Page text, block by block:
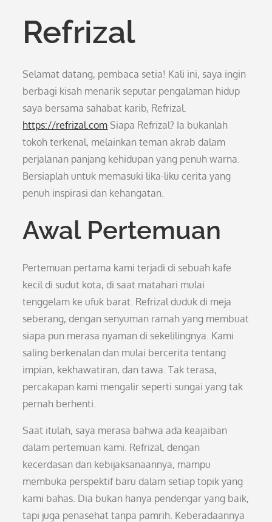
Refrizal
Selamat datang, pembaca setia! Kali ini, saya ingin
berbagi kisah menarik seputar pengalaman hidup
saya bersama sahabat karib, Refrizal.
https://refrizal.com Siapa Refrizal? Ia bukanlah
tokoh terkenal, melainkan teman akrab dalam
perjalanan panjang kehidupan yang penuh warna.
Bersiaplah untuk memasuki lika-liku cerita yang
penuh inspirasi dan kehangatan.
Awal Pertemuan
Pertemuan pertama kami terjadi di sebuah kafe
kecil di sudut kota, di saat matahari mulai
tenggelam ke ufuk barat. Refrizal duduk di meja
seberang, dengan senyuman ramah yang membuat
siapa pun merasa nyaman di sekelilingnya. Kami
saling berkenalan dan mulai bercerita tentang
impian, kekhawatiran, dan tawa. Tak terasa,
percakapan kami mengalir seperti sungai yang tak
pernah berhenti.
Saat itulah, saya merasa bahwa ada keajaiban
dalam pertemuan kami. Refrizal, dengan
kecerdasan dan kebijaksanaannya, mampu
membuka perspektif baru dalam setiap topik yang
kami bahas. Dia bukan hanya pendengar yang baik,
tapi juga penasehat tanpa pamrih. Keberadaannya